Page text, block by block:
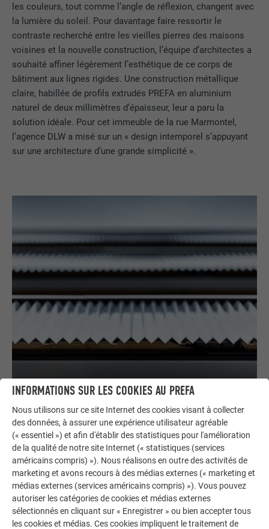
les couleurs, tout comme l’angle de réflexion, changent avec
la lumière du soleil. Pour davantage faire ressortir le
contraste recherché entre les vieilles pierres des maisons
voisines et la nouvelle construction, l’équipe d’architectes a
souhaité affiner légèrement l’esthétique de ce corps de
bâtiment aux lignes rigides. Une construction métallique
claire, habillée de profils extrudés PREFA en aluminium
naturel de deux millimètres d’épaisseur, leur a paru la
solution idéale. Pour cet immeuble de la rue Marmontel,
l’agence DLW a misé sur un « design intemporel s’appuyant
sur une architecture d’une grande simplicité ».
DE BEAUX PROFILS TRIANGLE PREFA
Didier Bougeard, qui dirige l’entreprise familiale BDN Bardage
spécialisée dans l’habillage defaçade, lacouvertureet
l’isolation extérieure, était responsable de la mise en œuvre
de ce projet. Depuis cette expérience, il est un adepte du
produit. Il a également beaucoup apprécié le suivi
professionnel dont il a pu profiter. Fort de cette excellente
INFORMATIONS SUR LES COOKIES AU PREFA
Nous utilisons sur ce site Internet des cookies visant à collecter
des données, à assurer une expérience utilisateur agréable
(« essentiel ») et afin d'établir des statistiques pour l'amélioration
de la qualité de notre site Internet (« statistiques (services
américains compris) »). Nous réalisons en outre des activités de
marketing et avons recours à des médias externes (« marketing et
médias externes (services américains compris) »). Vous pouvez
autoriser les catégories de cookies et médias externes
sélectionnés en cliquant sur « Enregistrer » ou bien accepter tous
les cookies et médias. Ces cookies impliquent le traitement de